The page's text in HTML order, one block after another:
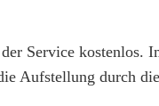
Service kostenlos.
Aufstellung durch